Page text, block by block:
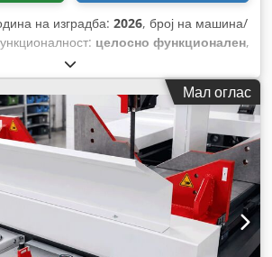
на изградба: 2026, број на машина/
целосно функционален,
1,8 kW (2,45 коњски сили)
V, влезна фреквенција:50 Hz,
на сечење:
240 мм, максимална
450 мм, тип на управување: рачно,
°, тип на активирање:рачно,
мм, вкупна должина:2.000 мм, вкупна
Ознака CE, документација /
Мал оглас